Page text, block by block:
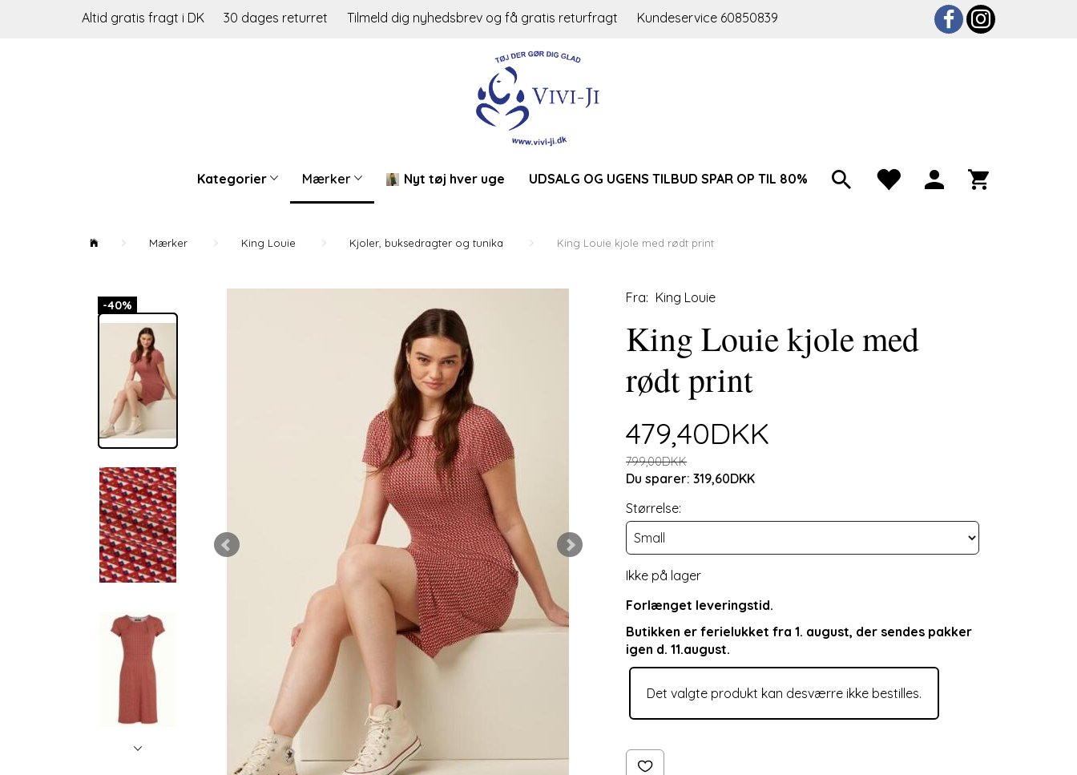
Altid gratis fragt i DK 30 dages returret Tilmeld dig nyhedsbrev og få gratis returfragt Kundeservice 60850839
Kategorier Mærker Nyt tøj hver uge UDSALG OG UGENS TILBUD SPAR OP TIL 80%
Mærker King Louie Kjoler, buksedragter og tunika King Louie kjole med rødt print
-40% Fra: King Louie
King Louie kjole med
rødt print
479,40DKK
799,00DKK
Du sparer:319,60DKK
Størrelse:
Ikke på lager
Forlænget leveringstid.
Butikken er ferielukket fra 1. august, der sendes pakker
igen d. 11.august.
Det valgte produkt kan desværre ikke bestilles.